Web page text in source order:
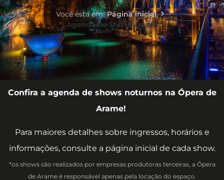
Você está em: Página inicial
Agenda de Shows Ópera
Confira a agenda de shows noturnos na Ópera de
Arame!
Para maiores detalhes sobre ingressos, horários e
informações, consulte a página inicial de cada show.
*os shows são realizados por empresas produtoras terceiras, a Ópera
de Arame é responsável apenas pela locação do espaço.